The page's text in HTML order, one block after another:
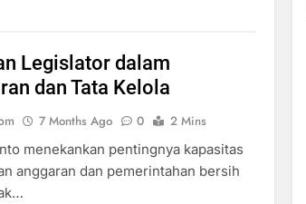
Legislator dalam
dan Tata Kelola
7 Months Ago 0
2 Mins
menekankan pentingnya kapasitas
anggaran dan pemerintahan bersih